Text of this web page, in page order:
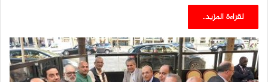
لقراءة المزيد..